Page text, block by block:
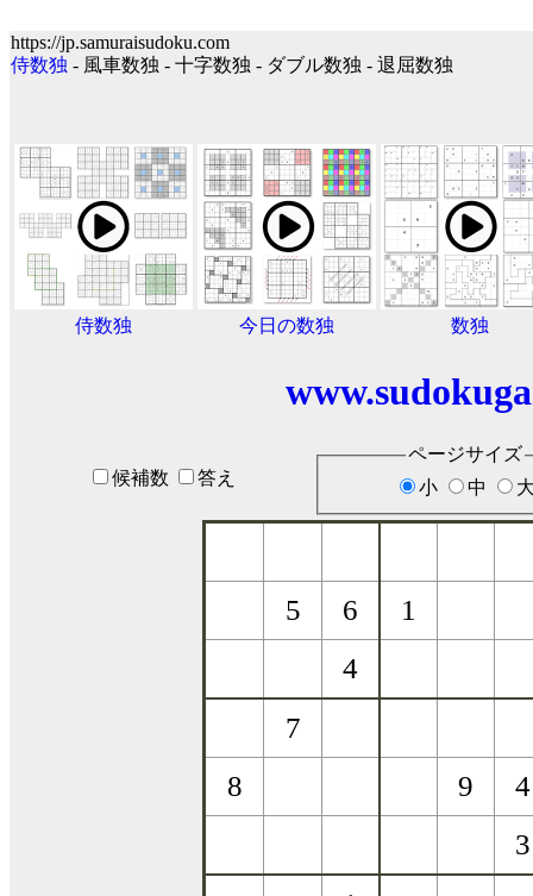
https://jp.samuraisudoku.com
侍数独 - 風車数独 - 十字数独 - ダブル数独 - 退屈数独
侍数独 今日の数独 数独
候補数 答え
ページサイズ
小
中